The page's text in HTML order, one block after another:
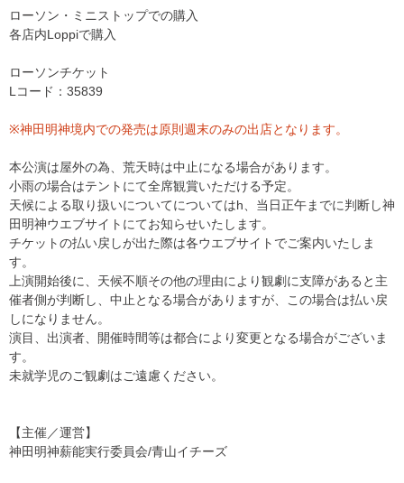
ローソン・ミニストップでの購入
各店内Loppiで購入
ローソンチケット
Lコード：35839
※神田明神境内での発売は原則週末のみの出店となります。
本公演は屋外の為、荒天時は中止になる場合があります。
小雨の場合はテントにて全席観賞いただける予定。
天候による取り扱いについてについてはh、当日正午までに判断し神
田明神ウエブサイトにてお知らせいたします。
チケットの払い戻しが出た際は各ウエブサイトでご案内いたしま
す。
上演開始後に、天候不順その他の理由により観劇に支障があると主
催者側が判断し、中止となる場合がありますが、この場合は払い戻
しになりません。
演目、出演者、開催時間等は都合により変更となる場合がございま
す。
未就学児のご観劇はご遠慮ください。
【主催／運営】
神田明神薪能実行委員会/青山イチーズ